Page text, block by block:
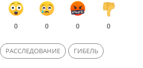
0 0 0 0
РАССЛЕДОВАНИЕ ГИБЕЛЬ